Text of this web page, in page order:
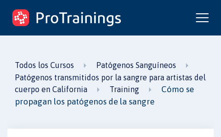
ProTrainings.com
un curso de ProTrainings
Todos los Cursos
Patógenos Sanguíneos
Patógenos transmitidos por la sangre para artistas del
cuerpo en California
Training
Cómo se
propagan los patógenos de la sangre